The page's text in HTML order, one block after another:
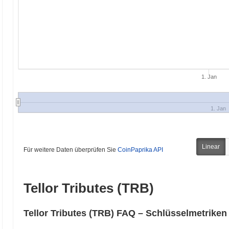
1. Jan
1. Jan
Für weitere Daten überprüfen Sie CoinPaprika API Linear
Tellor Tributes (TRB)
Tellor Tributes (TRB) FAQ –